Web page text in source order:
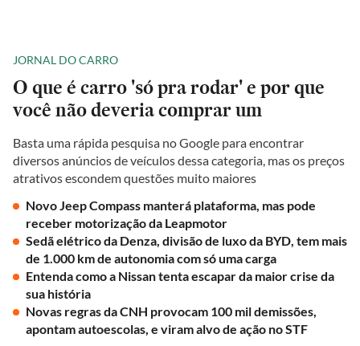
JORNAL DO CARRO
O que é carro 'só pra rodar' e por que
você não deveria comprar um
Basta uma rápida pesquisa no Google para encontrar
diversos anúncios de veículos dessa categoria, mas os preços
atrativos escondem questões muito maiores
Novo Jeep Compass manterá plataforma, mas pode
receber motorização da Leapmotor
Sedã elétrico da Denza, divisão de luxo da BYD, tem mais
de 1.000 km de autonomia com só uma carga
Entenda como a Nissan tenta escapar da maior crise da
sua história
Novas regras da CNH provocam 100 mil demissões,
apontam autoescolas, e viram alvo de ação no STF